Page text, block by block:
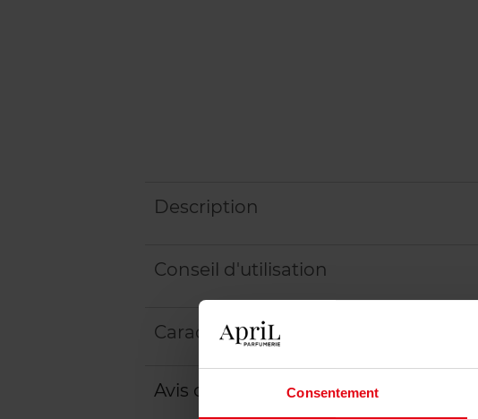
Consentement
Description
Conseil d'utilisation
Caractéristiques
Avis client Politique relative aux avis des clients